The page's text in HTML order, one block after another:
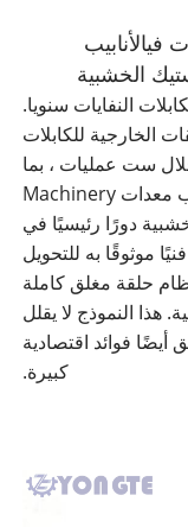
فيالأنابيب
الخشبية
طن من الكابلات النفايات سنويا.
الخارجية للكابلات
ست عمليات ، بما
في ذلك الفرز والتنظيف والكأس. تلعب معدات Machinery
دورًا رئيسيًا في
موثوقًا به للتحويل
حلقة مغلق كاملة
هذا النموذج لا يقلل
فوائد اقتصادية
كبيرة.